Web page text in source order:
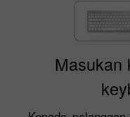
Masukan